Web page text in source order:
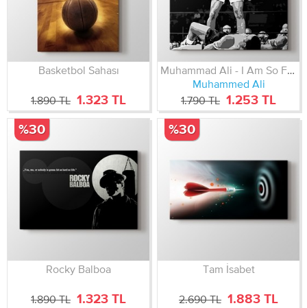
Basketbol Sahası
1.890 TL 1.323 TL
Muhammad Ali - I Am So Fast
Muhammed Ali
1.790 TL 1.253 TL
Rocky Balboa
1.890 TL 1.323 TL
%30
Tam İsabet
2.690 TL 1.883 TL
%30